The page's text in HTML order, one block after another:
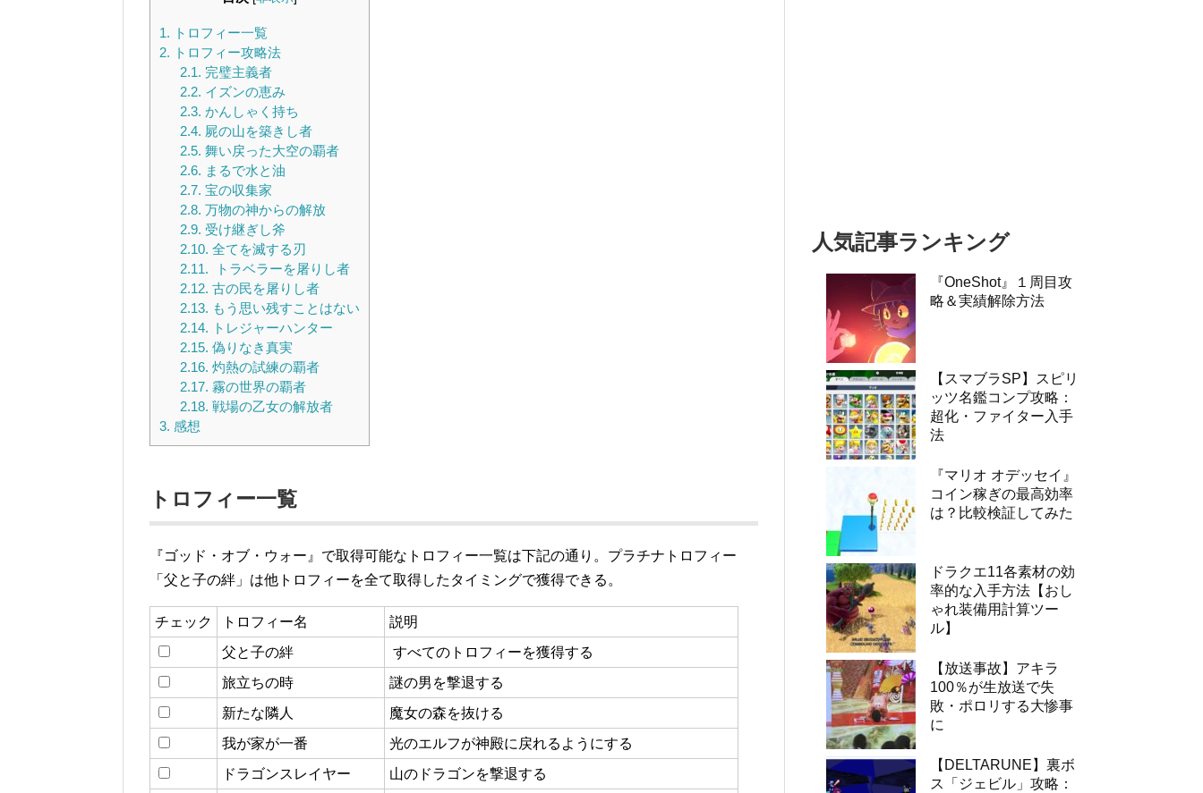
1. トロフィー一覧
2. トロフィー攻略法
2.1. 完璧主義者
2.2. イズンの恵み
2.3. かんしゃく持ち
2.4. 屍の山を築きし者
2.5. 舞い戻った大空の覇者
2.6. まるで水と油
2.7. 宝の収集家
2.8. 万物の神からの解放
2.9. 受け継ぎし斧
2.10. 全てを滅する刃
2.11. トラベラーを屠りし者
2.12. 古の民を屠りし者
2.13. もう思い残すことはない
2.14. トレジャーハンター
2.15. 偽りなき真実
2.16. 灼熱の試練の覇者
2.17. 霧の世界の覇者
2.18. 戦場の乙女の解放者
3. 感想
トロフィー一覧
『ゴッド・オブ・ウォー』で取得可能なトロフィー一覧は下記の通り。プラチナトロフィー
「父と子の絆」は他トロフィーを全て取得したタイミングで獲得できる。
チェック トロフィー名
説明
父と子の絆
すべてのトロフィーを獲得する
旅立ちの時
謎の男を撃退する
新たな隣人
魔女の森を抜ける
我が家が一番
光のエルフが神殿に戻れるようにする
ドラゴンスレイヤー
山のドラゴンを撃退する
人気記事ランキング
『OneShot』１周目攻
略＆実績解除方法
【スマブラSP】スピリ
ッツ名鑑コンプ攻略：
超化・ファイター入手
法
『マリオ オデッセイ』
コイン稼ぎの最高効率
は？比較検証してみた
ドラクエ11各素材の効
率的な入手方法【おし
ゃれ装備用計算ツー
ル】
【放送事故】アキラ
100％が生放送で失
敗・ポロリする大惨事
に
【DELTARUNE】裏ボ
ス「ジェビル」攻略：